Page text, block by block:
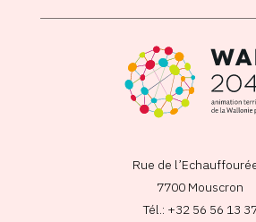
Rue de
7700 Mouscron
Tél.: +32 56 56 13